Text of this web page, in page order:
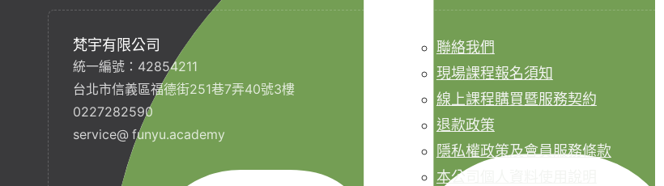
梵宇有限公司
統一編號：42854211
台北市信義區福德街251巷7弄40號3樓
0227282590
service@ funyu.academy
聯絡我們
現場課程報名須知
線上課程購買暨服務契約
退款政策
隱私權政策及會員服務條款
本公司個人資料使用說明